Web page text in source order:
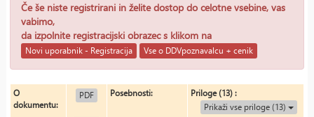
Če še niste registrirani in želite dostop do celotne vsebine, vas
vabimo,
da izpolnite registracijski obrazec s klikom na
Novi uporabnik - Registracija Vse o DDVpoznavalcu + cenik
O
dokumentu:
PDF Posebnosti:
Priloge (13) :
Prikaži vse priloge (13)